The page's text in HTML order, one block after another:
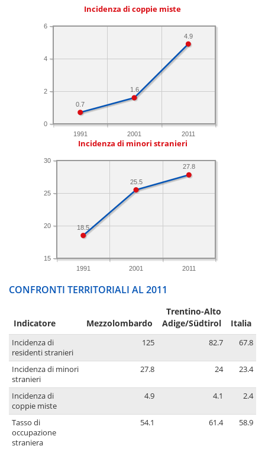
Incidenza di coppie miste
1991 2001 2011
0
2
4
6
4.9
1.6
0.7
Incidenza di minori stranieri
1991 2001 2011
15
20
25
30
27.8
25.5
18.5
CONFRONTI TERRITORIALI AL 2011
Indicatore Mezzolombardo
Trentino-Alto
Adige/Südtirol
Italia
Incidenza di
residenti stranieri
125 82.7 67.8
Incidenza di minori
stranieri
27.8 24 23.4
Incidenza di
coppie miste
4.9 4.1 2.4
Tasso di
occupazione
straniera
54.1 61.4 58.9